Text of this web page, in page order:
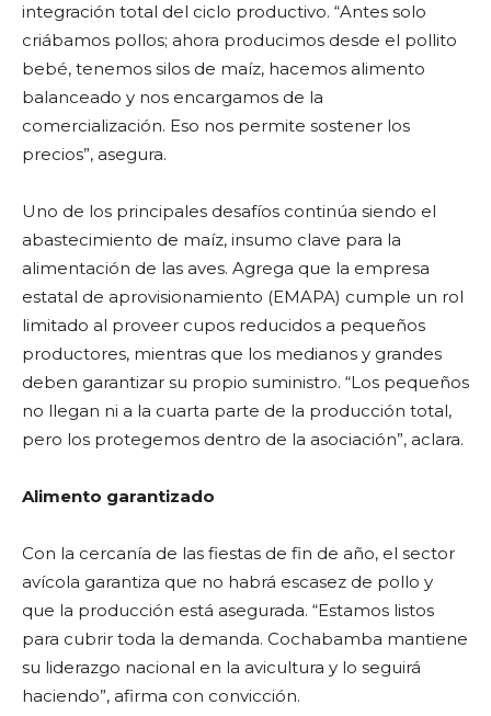
integración total del ciclo productivo. “Antes solo
criábamos pollos; ahora producimos desde el pollito
bebé, tenemos silos de maíz, hacemos alimento
balanceado y nos encargamos de la
comercialización. Eso nos permite sostener los
precios”, asegura.
Uno de los principales desafíos continúa siendo el
abastecimiento de maíz, insumo clave para la
alimentación de las aves. Agrega que la empresa
estatal de aprovisionamiento (EMAPA) cumple un rol
limitado al proveer cupos reducidos a pequeños
productores, mientras que los medianos y grandes
deben garantizar su propio suministro. “Los pequeños
no llegan ni a la cuarta parte de la producción total,
pero los protegemos dentro de la asociación”, aclara.
Alimento garantizado
Con la cercanía de las fiestas de fin de año, el sector
avícola garantiza que no habrá escasez de pollo y
que la producción está asegurada. “Estamos listos
para cubrir toda la demanda. Cochabamba mantiene
su liderazgo nacional en la avicultura y lo seguirá
haciendo”, afirma con convicción.